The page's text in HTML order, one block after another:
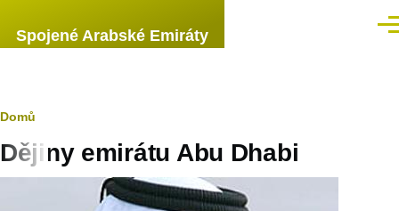
Spojené Arabské Emiráty
Drobečková
navigace
Domů
Dějiny emirátu Abu Dhabi